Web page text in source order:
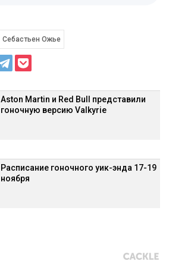
Себастьен Ожье
Aston Martin и Red Bull представили
гоночную версию Valkyrie
Расписание гоночного уик-энда 17-19
ноября